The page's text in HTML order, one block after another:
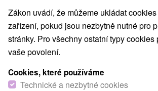
Jaskyne (6) Bobové dráhy(2) Lanové
Adrenalinové atrakcie(21) Turistické
Múzeá a galérie(15) ZOO a zvieracie
Botanické záhrady
Štíty(62) Atrakce s dětmi(52)
Pamätníky(2) Vodopády(14) Drevené
Zákon uvádí, že můžeme ukládat
zařízení, pokud jsou nezbytně nutné pro
stránky. Pro všechny ostatní typy cookies
vaše povolení.
Cookies, které používáme
Technické a nezbytné cookies